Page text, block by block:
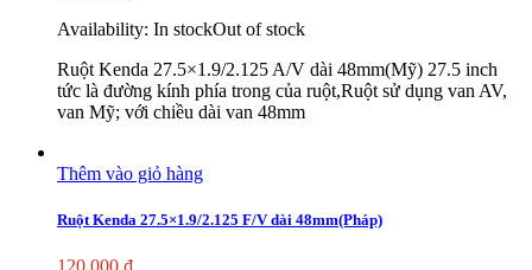
Availability: In stockOut of stock
Ruột Kenda 27.5×1.9/2.125 A/V dài 48mm(Mỹ) 27.5 inch
tức là đường kính phía trong của ruột,Ruột sử dụng van AV,
van Mỹ; với chiều dài van 48mm
Thêm vào giỏ hàng
Ruột Kenda 27.5×1.9/2.125 F/V dài 48mm(Pháp)
120,000 ₫